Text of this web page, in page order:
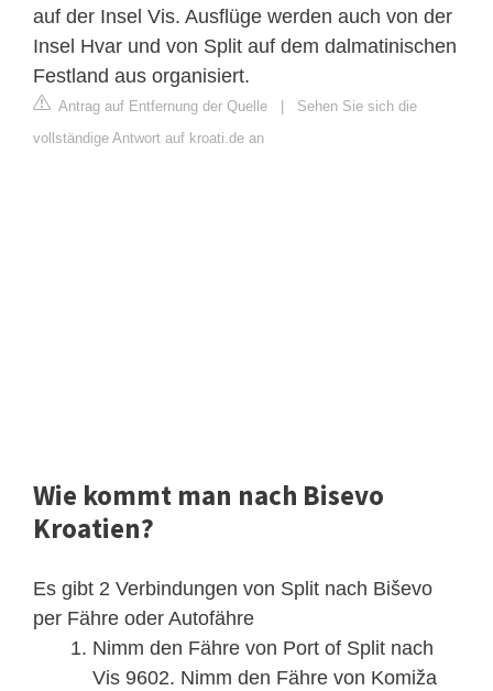
auf der Insel Vis. Ausflüge werden auch von der
Insel Hvar und von Split auf dem dalmatinischen
Festland aus organisiert.
Antrag auf Entfernung der Quelle
Sehen Sie sich die
vollständige Antwort auf kroati.de an
Wie kommt man nach Bisevo
Kroatien?
Es gibt 2 Verbindungen von Split nach Biševo
per Fähre oder Autofähre
Nimm den Fähre von Port of Split nach
Vis 9602. Nimm den Fähre von Komiža